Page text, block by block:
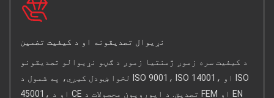
نړیوال تصدیقونه او د کیفیت تضمین
د کیفیت سره زموږ ژمنتیا زموږ د ګڼو نړیوالو تصدیقونو
لخوا ښودل کیږي، په شمول د ISO 9001، ISO 14001، او ISO
45001، او د CE تصدیق. د ایورویون محصولات د FEM او EN